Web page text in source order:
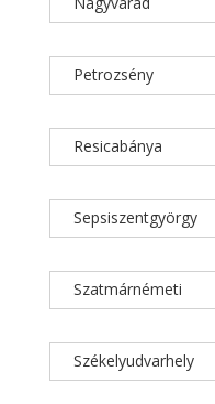
Petrozsény
Resicabánya
Sepsiszentgyörgy
Szatmárnémeti
Székelyudvarhely